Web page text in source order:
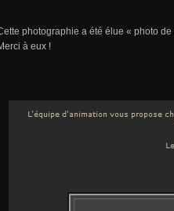
photographie a été élue « photo
à eux !